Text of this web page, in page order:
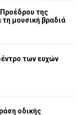
της
μουσική βραδιά
των ευχών
οδικής